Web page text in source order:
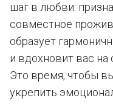
шаг в любви:
совместное
образует
и вдохновит вас
Это время, чтобы
укрепить